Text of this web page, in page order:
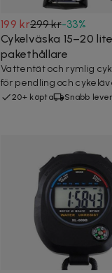
199 kr299 kr-33%
Cykelväska 15–20
pakethållare
Vattentät och rymlig
för pendling och
20+ köpta Snabb